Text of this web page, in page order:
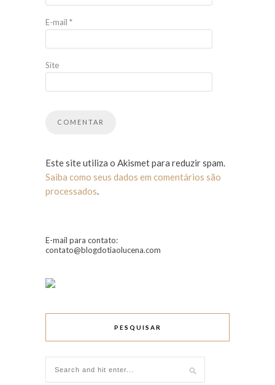
E-mail *
Site
Este site utiliza o Akismet para reduzir spam.
Saiba como seus dados em comentários são
processados.
E-mail para contato:
contato@blogdotiaolucena.com
PESQUISAR